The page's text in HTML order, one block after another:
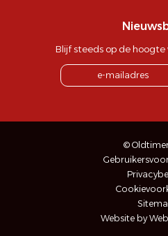
Blijf steeds op de hoogte
©
Website by